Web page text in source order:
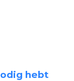
hebt